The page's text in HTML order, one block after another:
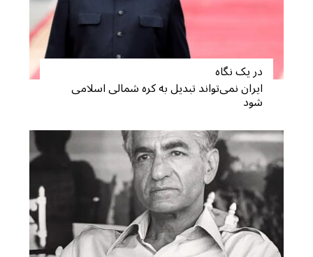
در یک نگاه
ایران نمی‌تواند تبدیل به کره شمالی اسلامی
شود
S
e
a
r
c
h
f
o
r